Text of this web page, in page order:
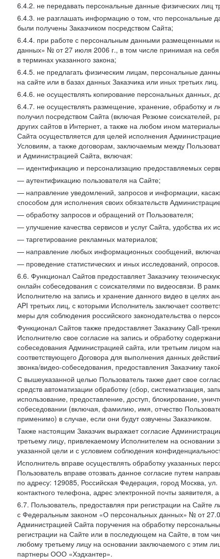
6.4.2. не передавать персональные данные физических лиц
6.4.3. не разглашать информацию о том, что персональные
были получены Заказчиком посредством Сайта;
6.4.4. при работе с персональным данными размещенными
данных» № от 27 июля 2006 г., в том числе принимая на
в терминах указанного закона;
6.4.5. не предлагать физическим лицам, персональные
на сайте или в базах данных Заказчика или иных третьих лиц.
6.4.6. не осуществлять копирование персональных данных,
6.4.7. не осуществлять размещение, хранение, обработку и
получил посредством Сайта (включая Резюме
других сайтов в Интернет, а также на любом ином
Сайта осуществляется для целей исполнения
Условиям, а также договорам, заключаемым между
и Администрацией Сайта, включая:
— идентификацию и персонализацию предоставляемых
— аутентификацию пользователя на Сайте;
— направление уведомлений, запросов и информации,
способом для исполнения своих обязательств
— обработку запросов и обращений от Пользователя;
— улучшение качества сервисов и услуг Сайта, удобства их
— таргетирование рекламных материалов;
— направление любых информационных сообщений,
— проведение статистических и иных исследований, опросов.
6.6. Функционал Сайтов предоставляет Заказчику
онлайн собеседования с соискателями по видеосвязи. В
Исполнителю на запись и хранение данного видео в целях
АPI третьих лиц, с которыми Исполнитель заключает
меры для соблюдения российского законодательства о
Функционал Сайтов также предоставляет Заказчику Call-
Исполнителю свое согласие на запись и обработку
собеседования Администрацией сайта, или третьим лицом
соответствующего Договора для выполнения данных
звонка/видео-собеседования, предоставления Заказчику
С вышеуказанной целью Пользователь также дает свое
средств автоматизации обработку (сбор, систематизация,
использование, предоставление, доступ, блокирование,
собеседовании (включая, фамилию, имя, отчество
применимо) в случае, если они будут озвучены Заказчиком.
Также настоящим Заказчик выражает согласие
третьему лицу, привлекаемому Исполнителем на основании
указанной цели и с условием соблюдения
Исполнитель вправе осуществлять обработку указанных
Пользователь вправе отозвать данное согласие путем
по адресу: 129085, Российская Федерация, город Москва,
контактного телефона, адрес электронной почты
6.7. Пользователь, предоставляя при регистрации на
с Федеральным законом «О персональных данных» № от
Администрацией Сайта поручения на обработку
регистрации на Сайте или в последующем на Сайте, в том
любому третьему лицу на основании заключаемого с этим
партнеры ООО «Хэдхантер».